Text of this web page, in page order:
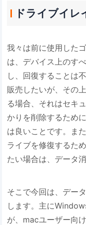
ドライブイレ
我々は前に使用した
は、デバイス上のす
し、回復することは
販売したいが、その
る場合、それはセキ
かりを削除するため
は良いことです。ま
ライブを修復するた
たい場合は、データ
そこで今回は、デー
します。主に
が、macユーザー向